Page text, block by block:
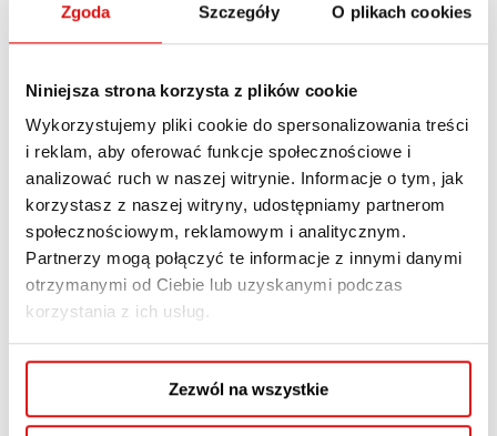
Zgoda Szczegóły O plikach cookies
Niniejsza strona korzysta z plików cookie
Wykorzystujemy pliki cookie do spersonalizowania treści
i reklam, aby oferować funkcje społecznościowe i
analizować ruch w naszej witrynie. Informacje o tym, jak
korzystasz z naszej witryny, udostępniamy partnerom
społecznościowym, reklamowym i analitycznym.
Partnerzy mogą połączyć te informacje z innymi danymi
otrzymanymi od Ciebie lub uzyskanymi podczas
korzystania z ich usług.
Zezwól na wszystkie